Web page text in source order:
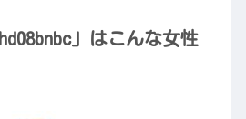
」はこんな女性